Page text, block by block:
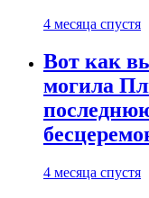
4 месяца спустя
Вот как
могила
4 месяца спустя